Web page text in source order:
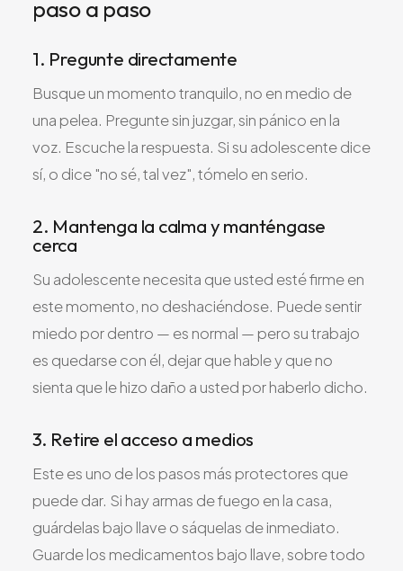
paso a paso
1. Pregunte directamente
Busque un momento tranquilo, no en medio de
una pelea. Pregunte sin juzgar, sin pánico en la
voz. Escuche la respuesta. Si su adolescente dice
sí, o dice "no sé, tal vez", tómelo en serio.
2. Mantenga la calma y manténgase
cerca
Su adolescente necesita que usted esté firme en
este momento, no deshaciéndose. Puede sentir
miedo por dentro — es normal — pero su trabajo
es quedarse con él, dejar que hable y que no
sienta que le hizo daño a usted por haberlo dicho.
3. Retire el acceso a medios
Este es uno de los pasos más protectores que
puede dar. Si hay armas de fuego en la casa,
guárdelas bajo llave o sáquelas de inmediato.
Guarde los medicamentos bajo llave, sobre todo